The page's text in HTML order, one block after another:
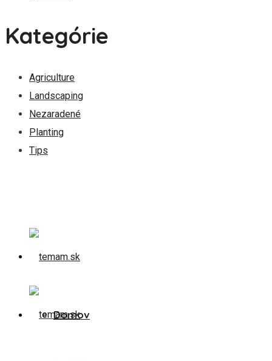
Kategórie
Agriculture
Landscaping
Nezaradené
Planting
Tips
Domov